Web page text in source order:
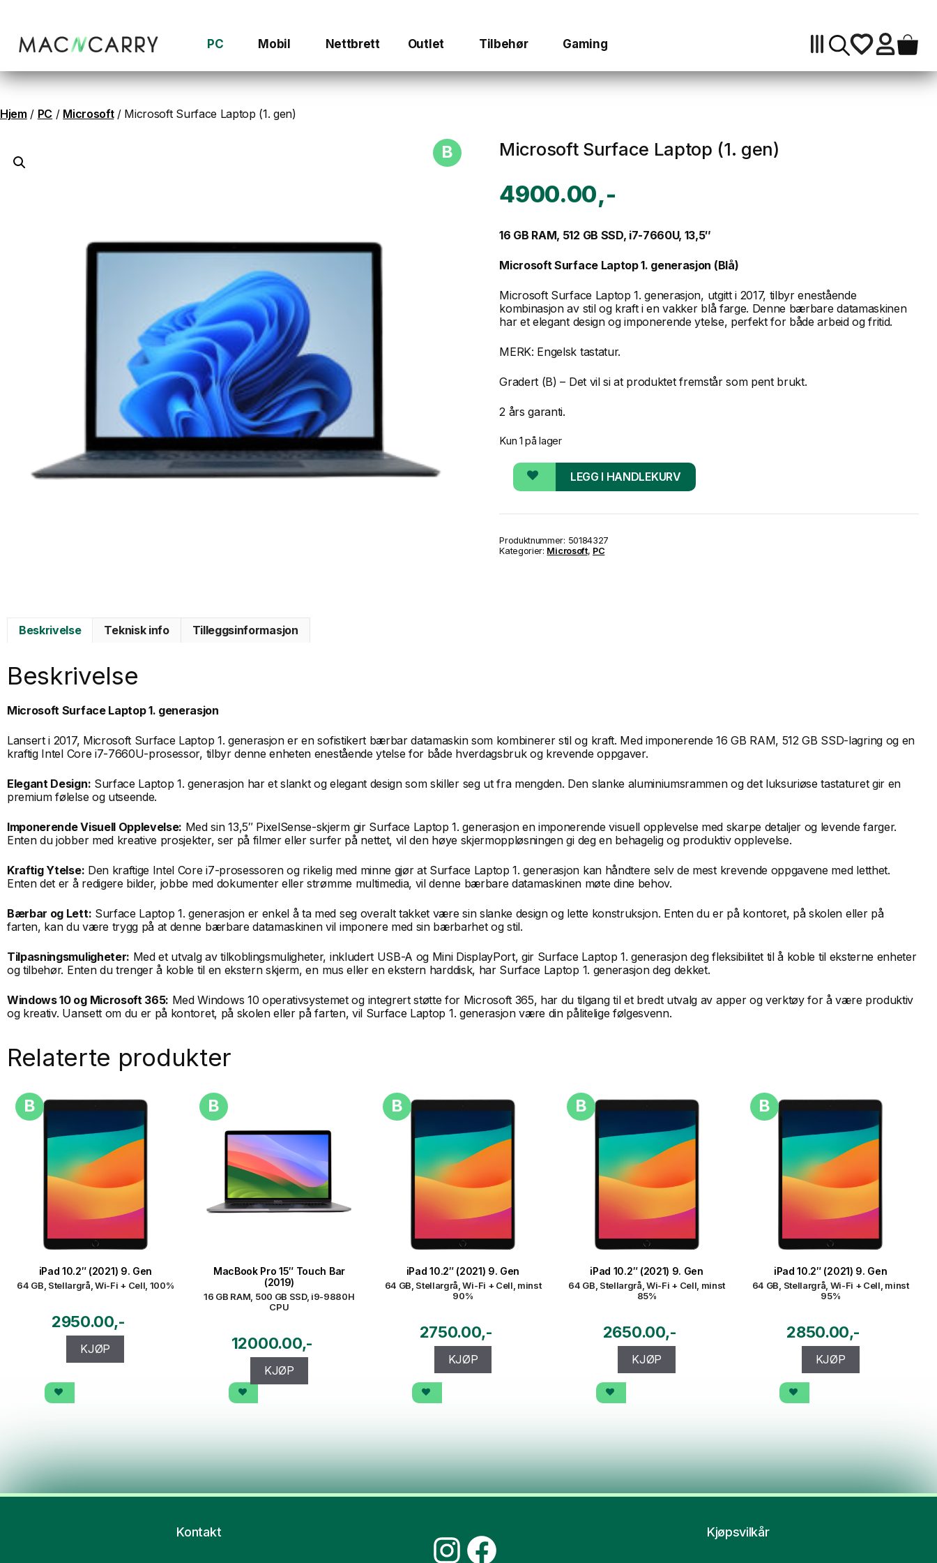
PC
Mobil Nettbrett Outlet Tilbehør Gaming
Hjem / PC / Microsoft/ Microsoft Surface Laptop (1. gen)
B Microsoft Surface Laptop (1. gen)
4900.00
16 GB RAM, 512 GB SSD, i7-7660U, 13,5″
Microsoft Surface Laptop 1. generasjon (Blå)
Microsoft Surface Laptop 1. generasjon, utgitt i 2017, tilbyr enestående
kombinasjon av stil og kraft i en vakker blå farge. Denne bærbare datamaskinen
har et elegant design og imponerende ytelse, perfekt for både arbeid og fritid.
MERK: Engelsk tastatur.
Gradert (B) – Det vil si at produktet fremstår som pent brukt.
2 års garanti.
Kun 1 på lager
Microsoft
Surface
Laptop
antall
LEGG I HANDLEKURV
Produktnummer: 50184327
Kategorier: Microsoft, PC
Beskrivelse Teknisk info Tilleggsinformasjon
Beskrivelse
Microsoft Surface Laptop 1. generasjon
Lansert i 2017, Microsoft Surface Laptop 1. generasjon er en sofistikert bærbar datamaskin som kombinerer stil og kraft. Med imponerende 16 GB RAM, 512 GB SSD-lagring og en
kraftig Intel Core i7-7660U-prosessor, tilbyr denne enheten enestående ytelse for både hverdagsbruk og krevende oppgaver.
Elegant Design: Surface Laptop 1. generasjon har et slankt og elegant design som skiller seg ut fra mengden. Den slanke aluminiumsrammen og det luksuriøse tastaturet gir en
premium følelse og utseende.
Imponerende Visuell Opplevelse: Med sin 13,5″ PixelSense-skjerm gir Surface Laptop 1. generasjon en imponerende visuell opplevelse med skarpe detaljer og levende farger.
Enten du jobber med kreative prosjekter, ser på filmer eller surfer på nettet, vil den høye skjermoppløsningen gi deg en behagelig og produktiv opplevelse.
Kraftig Ytelse: Den kraftige Intel Core i7-prosessoren og rikelig med minne gjør at Surface Laptop 1. generasjon kan håndtere selv de mest krevende oppgavene med letthet.
Enten det er å redigere bilder, jobbe med dokumenter eller strømme multimedia, vil denne bærbare datamaskinen møte dine behov.
Bærbar og Lett: Surface Laptop 1. generasjon er enkel å ta med seg overalt takket være sin slanke design og lette konstruksjon. Enten du er på kontoret, på skolen eller på
farten, kan du være trygg på at denne bærbare datamaskinen vil imponere med sin bærbarhet og stil.
Tilpasningsmuligheter: Med et utvalg av tilkoblingsmuligheter, inkludert USB-A og Mini DisplayPort, gir Surface Laptop 1. generasjon deg fleksibilitet til å koble til eksterne enheter
og tilbehør. Enten du trenger å koble til en ekstern skjerm, en mus eller en ekstern harddisk, har Surface Laptop 1. generasjon deg dekket.
Windows 10 og Microsoft 365: Med Windows 10 operativsystemet og integrert støtte for Microsoft 365, har du tilgang til et bredt utvalg av apper og verktøy for å være produktiv
og kreativ. Uansett om du er på kontoret, på skolen eller på farten, vil Surface Laptop 1. generasjon være din pålitelige følgesvenn.
Relaterte produkter
B
iPad 10.2″ (2021) 9. Gen
64 GB, Stellargrå, Wi-Fi + Cell, 100%
2950.00
KJØP
B
MacBook Pro 15″ Touch Bar
(2019)
16 GB RAM, 500 GB SSD, i9-9880H
CPU
12000.00
KJØP
B
iPad 10.2″ (2021) 9. Gen
64 GB, Stellargrå, Wi-Fi + Cell, minst
90%
2750.00
KJØP
B
iPad 10.2″ (2021) 9. Gen
64 GB, Stellargrå, Wi-Fi + Cell, minst
85%
2650.00
KJØP
B
iPad 10.2″ (2021) 9. Gen
64 GB, Stellargrå, Wi-Fi + Cell, minst
95%
2850.00
KJØP
Kontakt Instagram
Facebook Kjøpsvilkår
antall